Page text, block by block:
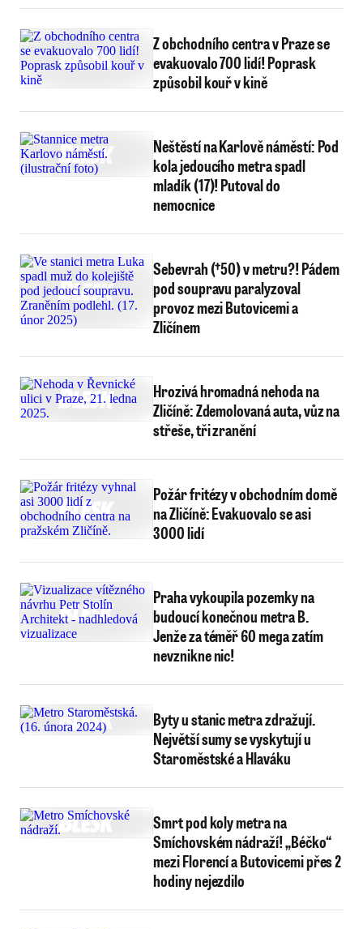
Z obchodního centra v Praze se
evakuovalo 700 lidí! Poprask
způsobil kouř v kině
Neštěstí na Karlově náměstí: Pod
kola jedoucího metra spadl
mladík (17)! Putoval do
nemocnice
Sebevrah (†50) v metru?! Pádem
pod soupravu paralyzoval
provoz mezi Butovicemi a
Zličínem
Hrozivá hromadná nehoda na
Zličíně: Zdemolovaná auta, vůz na
střeše, tři zranění
Požár fritézy v obchodním domě
na Zličíně: Evakuovalo se asi
3000 lidí
Praha vykoupila pozemky na
budoucí konečnou metra B.
Jenže za téměř 60 mega zatím
nevznikne nic!
Byty u stanic metra zdražují.
Největší sumy se vyskytují u
Staroměstské a Hlaváku
Smrt pod koly metra na
Smíchovském nádraží! „Béčko“
mezi Florencí a Butovicemi přes 2
hodiny nejezdilo